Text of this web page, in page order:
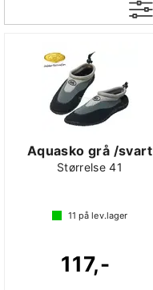
Aquasko grå /svart
Størrelse 41
11 på lev.lager
117,-